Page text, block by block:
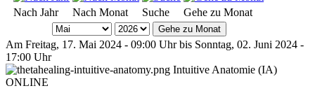
Nach Jahr Nach Monat Suche Gehe zu Monat
Gehe zu Monat
Am Freitag, 17. Mai 2024 - 09:00 Uhr bis Sonntag, 02. Juni 2024 -
17:00 Uhr
Intuitive Anatomie (IA)
ONLINE